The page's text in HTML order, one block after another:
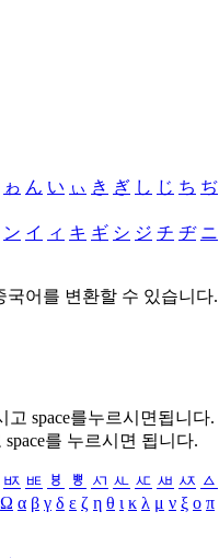
ゎ ん い ぃ き ぎ し じ ち ぢ
ン イ ィ キ ギ シ ジ チ ヂ ニ
국어를 변환할 수 있습니다.
고 space를누르시면됩니다.
를 누르시면 됩니다.
ㅶ ㅷ ㅸ ㅹ ㅺ ㅻ ㅼ ㅽ ㅾ ㅿ
Ω α β γ δ ε ζ η θ ι κ λ μ ν ξ ο π